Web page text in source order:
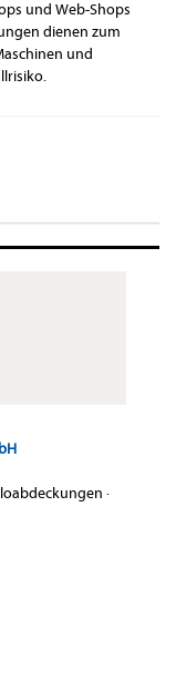
und Web-Shops
dienen zum
und
·